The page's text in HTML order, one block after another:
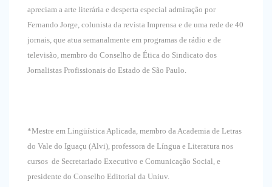
apreciam a arte literária e desperta especial admiração por
Fernando Jorge, colunista da revista Imprensa e de uma rede de 40
jornais, que atua semanalmente em programas de rádio e de
televisão, membro do Conselho de Ética do Sindicato dos
Jornalistas Profissionais do Estado de São Paulo.
*Mestre em Lingüística Aplicada, membro da Academia de Letras
do Vale do Iguaçu (Alvi), professora de Língua e Literatura nos
cursos de Secretariado Executivo e Comunicação Social, e
presidente do Conselho Editorial da Uniuv.